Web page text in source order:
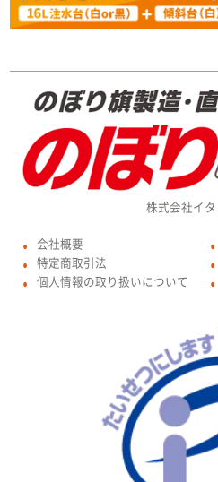
株式会社イ
● 会社概要
● 特定商取引法
● 個人情報の取り扱いについて
●
●
●